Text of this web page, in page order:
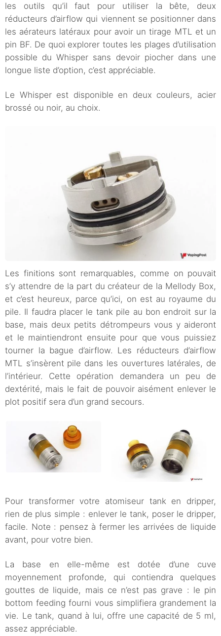
les outils qu’il faut pour utiliser la bête, deux
réducteurs d’airflow qui viennent se positionner dans
les aérateurs latéraux pour avoir un tirage MTL et un
pin BF. De quoi explorer toutes les plages d’utilisation
possible du Whisper sans devoir piocher dans une
longue liste d’option, c’est appréciable.
Le Whisper est disponible en deux couleurs, acier
brossé ou noir, au choix.
Les finitions sont remarquables, comme on pouvait
s’y attendre de la part du créateur de la Mellody Box,
et c’est heureux, parce qu’ici, on est au royaume du
pile. Il faudra placer le tank pile au bon endroit sur la
base, mais deux petits détrompeurs vous y aideront
et le maintiendront ensuite pour que vous puissiez
tourner la bague d’airflow. Les réducteurs d’airflow
MTL s’insèrent pile dans les ouvertures latérales, de
l’intérieur. Cette opération demandera un peu de
dextérité, mais le fait de pouvoir aisément enlever le
plot positif sera d’un grand secours.
Pour transformer votre atomiseur tank en dripper,
rien de plus simple : enlever le tank, poser le dripper,
facile. Note : pensez à fermer les arrivées de liquide
avant, pour votre bien.
La base en elle-même est dotée d’une cuve
moyennement profonde, qui contiendra quelques
gouttes de liquide, mais ce n’est pas grave : le pin
bottom feeding fourni vous simplifiera grandement la
vie. Le tank, quand à lui, offre une capacité de 5 ml,
assez appréciable.